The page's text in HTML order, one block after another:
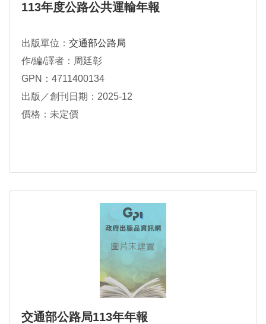
113年度公路公共運輸年報
出版單位： 交通部公路局
作/編/譯者：周廷彰
GPN：4711400134
出版／創刊日期：2025-12
價格：未定價
交通部公路局113年年報